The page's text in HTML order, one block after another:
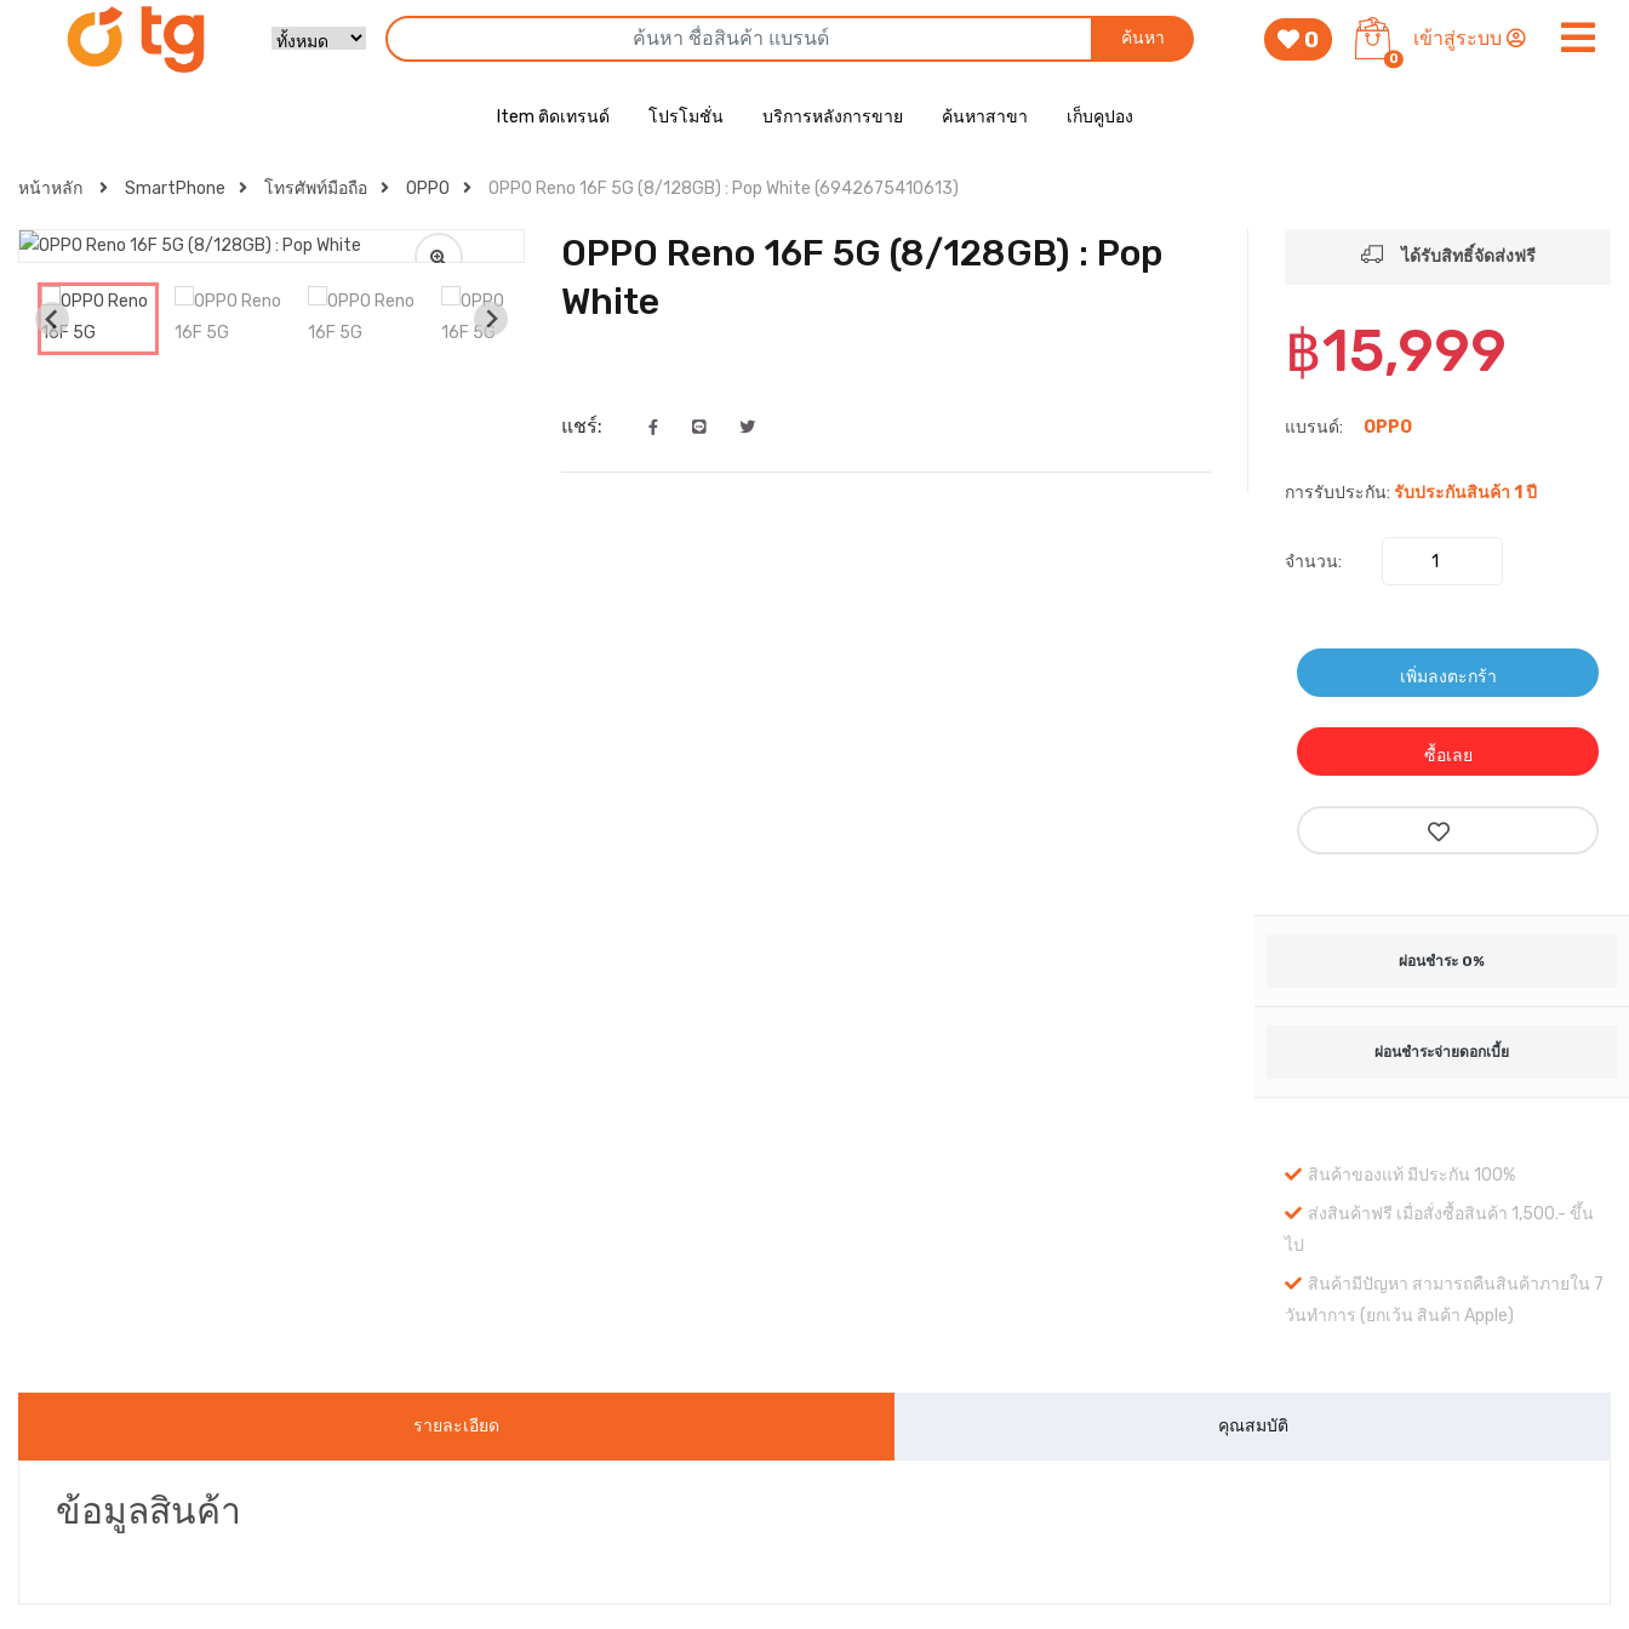
ค้นหา 0
0
เข้าสู่ระบบ
Item ติดเทรนด์ โปรโมชั่น บริการหลังการขาย ค้นหาสาขา เก็บคูปอง
หน้าหลัก SmartPhone โทรศัพท์มือถือ OPPO OPPO Reno 16F 5G (8/128GB) : Pop White (6942675410613)
OPPO Reno 16F 5G (8/128GB) : Pop
White
แชร์:
ได้รับสิทธิ์จัดส่งฟรี
฿15,999
แบรนด์: OPPO
การรับประกัน: รับประกันสินค้า 1 ปี
จำนวน:
เพิ่มลงตะกร้า
ซื้อเลย
ผ่อนชำระ 0%
ผ่อนชำระจ่ายดอกเบี้ย
สินค้าของแท้ มีประกัน 100%
ส่งสินค้าฟรี เมื่อสั่งซื้อสินค้า 1,500.- ขึ้น
ไป
สินค้ามีปัญหา สามารถคืนสินค้าภายใน 7
วันทำการ (ยกเว้น สินค้า Apple)
รายละเอียด คุณสมบัติ
ข้อมูลสินค้า